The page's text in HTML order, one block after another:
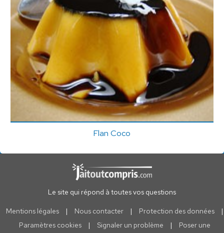
Flan Coco
Le site qui répond à toutes vos questions
Mentions légales | Nous contacter | Protection des données
|
Paramètres cookies
| Signaler un problème | Poser une